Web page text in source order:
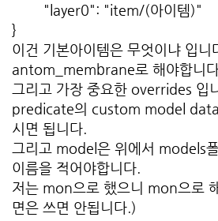
"layer0": "item/(아이템)"
}
이건 기본아이템은 무엇이냐 입
antom_membrane로 해야합니
그리고 가장 중요한 overrides 입
predicate의 custom model data
시면 됩니다.
그리고 model은 위에서 models
이름을 적어야합니다.
저는 mon으로 했으니 mon으로
면은 쓰면 안됩니다.)